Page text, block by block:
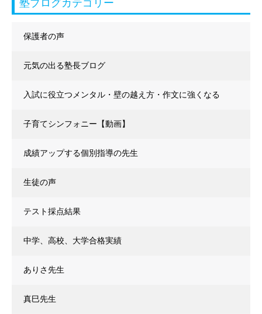
塾ブログカテゴリー
保護者の声
元気の出る塾長ブログ
入試に役立つメンタル・壁の越え方・作文に強くなる
子育てシンフォニー【動画】
成績アップする個別指導の先生
生徒の声
テスト採点結果
中学、高校、大学合格実績
ありさ先生
真巳先生